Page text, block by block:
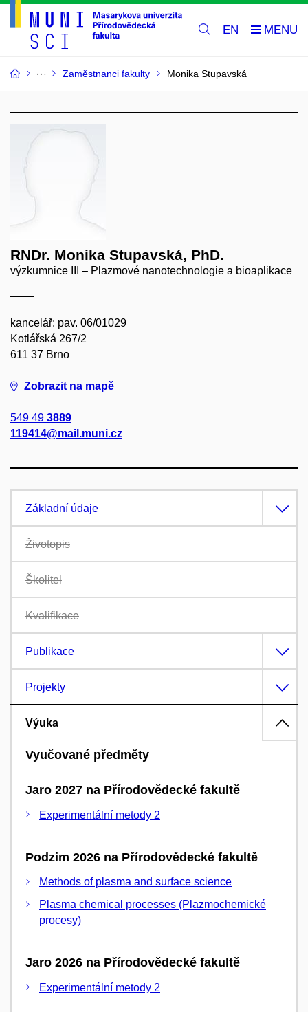
EN
Zaměstnanci fakulty Monika Stupavská
RNDr. Monika Stupavská, PhD.
výzkumnice III – Plazmové nanotechnologie a bioaplikace
kancelář: pav. 06/01029
Kotlářská 267/2
611 37 Brno
Zobrazit na mapě
549 49 3889
119414@mail.muni.cz
Základní údaje
Životopis
Školitel
Kvalifikace
Publikace
Projekty
Výuka
Vyučované předměty
Jaro 2027 na Přírodovědecké fakultě
Experimentální metody 2
Podzim 2026 na Přírodovědecké fakultě
Methods of plasma and surface science
Plasma chemical processes (Plazmochemické
procesy)
Jaro 2026 na Přírodovědecké fakultě
Experimentální metody 2